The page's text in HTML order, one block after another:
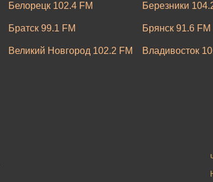
Белорецк 102.4 FM Березники
Братск 99.1 FM Брянск 91.6 FM
Великий Новгород 102.2 FM Владивосток